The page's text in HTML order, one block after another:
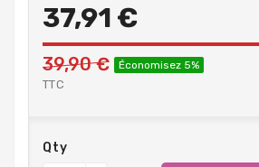
37,91 €
39,90 € Économisez 5%
TTC
Qty